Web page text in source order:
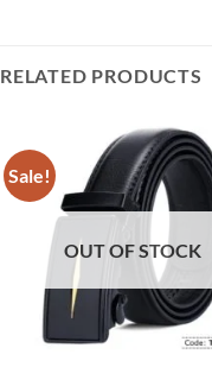
RELATED PRODUCTS
Sale!
OUT OF STOCK